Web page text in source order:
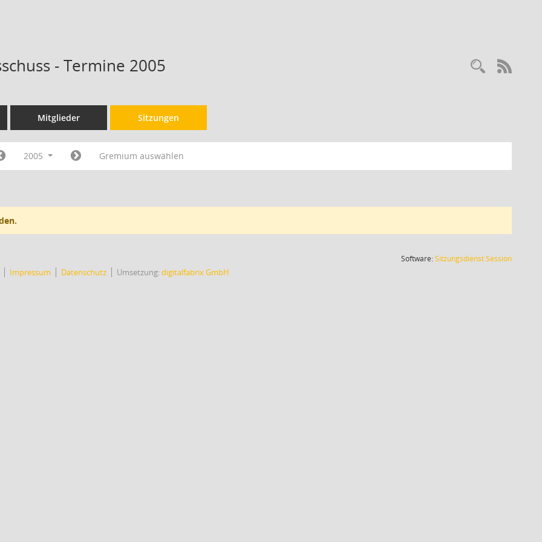
- Termine 2005
Mitglieder Sitzungen
2005 Gremium auswählen
Software:SitzungsdienstSession(Wird in
Impressum Datenschutz Umsetzung:digitalfabrix GmbH